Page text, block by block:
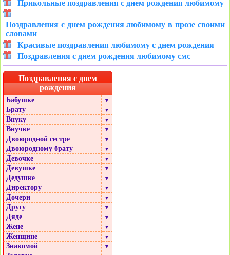
Прикольные поздравления с днем рождения любимому
Поздравления с днем рождения любимому в прозе своими
словами
Красивые поздравления любимому с днем рождения
Поздравления с днем рождения любимому смс
Поздравления с днем
рождения
Бабушке ▼
Брату ▼
Внуку ▼
Внучке ▼
Двоюродной сестре ▼
Двоюродному брату ▼
Девочке ▼
Девушке ▼
Дедушке ▼
Директору ▼
Дочери ▼
Другу ▼
Дяде ▼
Жене ▼
Женщине ▼
Знакомой ▼